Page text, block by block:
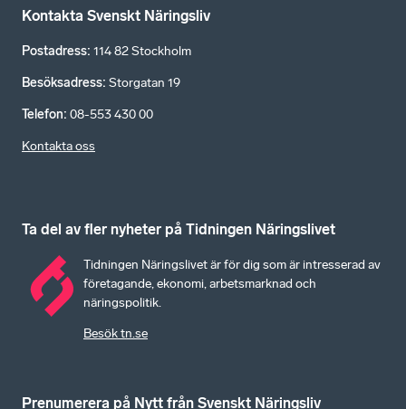
Kontakta Svenskt Näringsliv
Postadress: 114 82 Stockholm
Besöksadress: Storgatan 19
Telefon: 08-553 430 00
Kontakta oss
Ta del av fler nyheter på Tidningen Näringslivet
Tidningen Näringslivet är för dig som är intresserad av
företagande, ekonomi, arbetsmarknad och
näringspolitik.
Besök tn.se
Prenumerera på Nytt från Svenskt Näringsliv